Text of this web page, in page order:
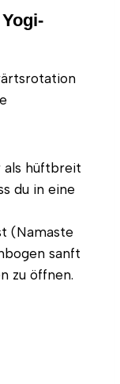
als hüftbreit
du in eine
(Namaste
sanft
zu öffnen.